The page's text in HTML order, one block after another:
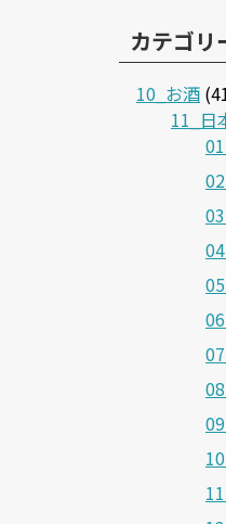
カテゴリ
10_お酒
11_日